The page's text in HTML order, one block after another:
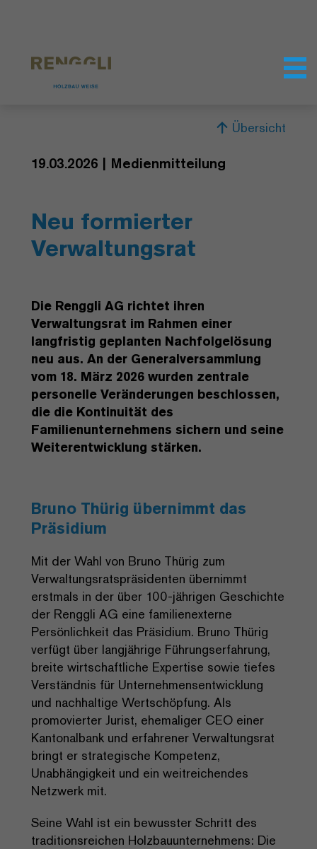
Übersicht
19.03.2026 | Medienmitteilung
Neu formierter
Verwaltungsrat
Die Renggli AG richtet ihren
Verwaltungsrat im Rahmen einer
langfristig geplanten Nachfolgelösung
neu aus. An der Generalversammlung
vom 18. März 2026 wurden zentrale
personelle Veränderungen beschlossen,
die die Kontinuität des
Familienunternehmens sichern und seine
Weiterentwicklung stärken.
Bruno Thürig übernimmt das
Präsidium
Mit der Wahl von Bruno Thürig zum
Verwaltungsratspräsidenten übernimmt
erstmals in der über 100-jährigen Geschichte
der Renggli AG eine familienexterne
Persönlichkeit das Präsidium. Bruno Thürig
verfügt über langjährige Führungserfahrung,
breite wirtschaftliche Expertise sowie tiefes
Verständnis für Unternehmensentwicklung
und nachhaltige Wertschöpfung. Als
promovierter Jurist, ehemaliger CEO einer
Kantonalbank und erfahrener Verwaltungsrat
bringt er strategische Kompetenz,
Unabhängigkeit und ein weitreichendes
Netzwerk mit.
Seine Wahl ist ein bewusster Schritt des
traditionsreichen Holzbauunternehmens: Die